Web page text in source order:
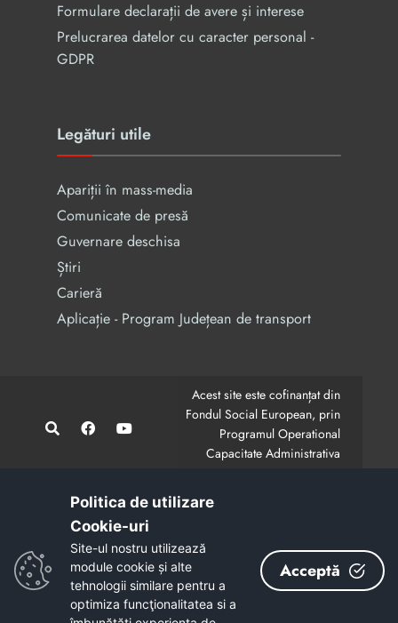
Formulare declarații de avere și interese
Prelucrarea datelor cu caracter personal -
GDPR
Legături utile
Apariții în mass-media
Comunicate de presă
Guvernare deschisa
Știri
Carieră
Aplicație - Program Județean de transport
Acest site este cofinanțat din
Fondul Social European, prin
Programul Operational
Capacitate Administrativa
CodMySmis/Sipoca: 128880/652;
Conținutul acestui site web nu reprezintă în mod
obligatoriu poziția oficială a Uniunii Europene.
Întreaga responsabilitate asupra corectitudinii și
coerenței informațiilor prezentate revine inițiatorilor site-
Politica de utilizare
Cookie-uri‎
Site-ul nostru utilizează
module cookie și alte
tehnologii similare pentru a
optimiza funcţionalitatea si a
Acceptă